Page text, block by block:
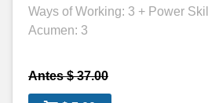
Ways of Working: 3 + Power
Acumen: 3
Antes $ 37.00